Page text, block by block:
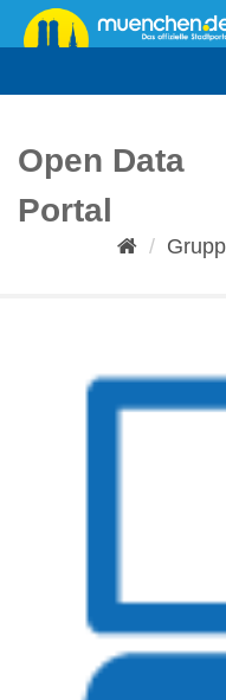
Überspringen
zum
Open Data
Portal